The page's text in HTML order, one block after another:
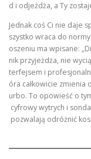
d i odjeżdża, a Ty
Jednak coś Ci nie daje
szystko wraca do
oszeniu ma wpisane:
nik przyjeżdża, nie
terfejsem i
óra całkowicie zmienia
urbo. To opowieść o
cyfrowy wytrych i
pozwalają odróżnić